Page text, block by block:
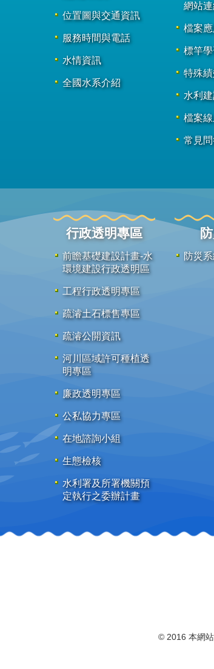
位置圖與交通資訊
服務時間與電話
水情資訊
全國水系介紹
網站
檔案
標竿
特殊
水利
檔案
常見
行政透明專區
前瞻基礎建設計畫-水
環境建設行政透明區
工程行政透明專區
疏濬土石標售專區
疏濬公開資訊
河川區域許可種植透
明專區
廉政透明專區
公私協力專區
在地諮詢小組
生態檢核
水利署及所署機關預
定執行之委辦計畫
防災
© 2016 本網